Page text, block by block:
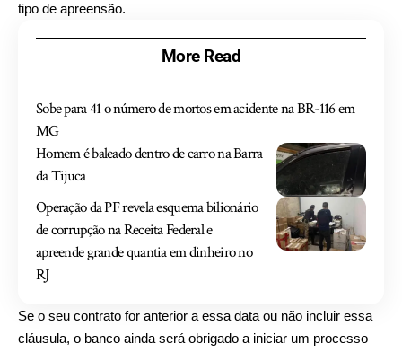
tipo de apreensão.
More Read
Sobe para 41 o número de mortos em acidente na BR-116 em
MG
Homem é baleado dentro de carro na Barra
da Tijuca
Operação da PF revela esquema bilionário
de corrupção na Receita Federal e
apreende grande quantia em dinheiro no
RJ
Se o seu contrato for anterior a essa data ou não incluir essa
cláusula, o banco ainda será obrigado a iniciar um processo